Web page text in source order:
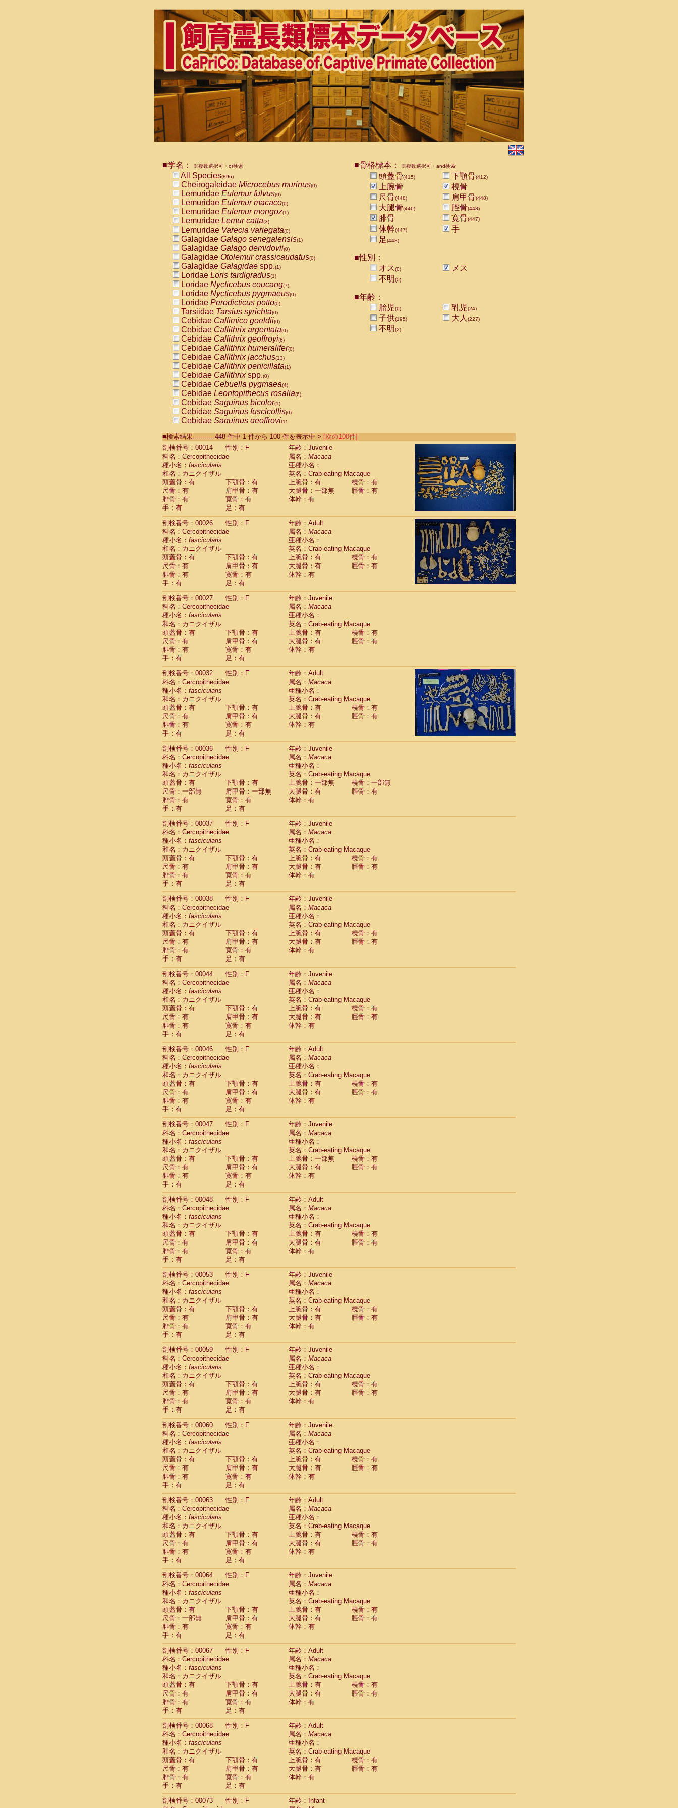
■学名： ※複数選択可・or検索
All Species(896)
Cheirogaleidae Microcebus murinus(0)
Lemuridae Eulemur fulvus(0)
Lemuridae Eulemur macaco(0)
Lemuridae Eulemur mongoz(1)
Lemuridae Lemur catta(3)
Lemuridae Varecia variegata(0)
Galagidae Galago senegalensis(1)
Galagidae Galago demidovii(0)
Galagidae Otolemur crassicaudatus(0)
Galagidae Galagidae spp.(1)
Loridae Loris tardigradus(1)
Loridae Nycticebus coucang(7)
Loridae Nycticebus pygmaeus(0)
Loridae Perodicticus potto(0)
Tarsiidae Tarsius syrichta(0)
Cebidae Callimico goeldii(0)
Cebidae Callithrix argentata(0)
Cebidae Callithrix geoffroyi(6)
Cebidae Callithrix humeralifer(0)
Cebidae Callithrix jacchus(13)
Cebidae Callithrix penicillata(1)
Cebidae Callithrixspp.(0)
Cebidae Cebuella pygmaea(4)
Cebidae Leontopithecus rosalia(6)
Cebidae Saguinus bicolor(1)
Cebidae Saguinus fuscicollis(0)
Cebidae Saguinus geoffroyi(1)
CebidaeSaguinus labiatus(0)
Cebidae Saguinus leucopus (2)
CebidaeSaguinus midas
CebidaeSaguinus mystax
CebidaeSaguinus nigricollis (22)
Cebidae Saguinus oedipus
Cebidae Saguinus weddelli
Cebidae Saguinusspp.
Cebidae Aotus trivirgatus
Cebidae Cebus albifrons
CebidaeCebus apella
CebidaeCebus capucinus
CebidaeCebus nigrivittatus
Cebidae Cebusspp.(0)
Cebidae Saimiri boliviensis
Cebidae Saimiri sciureus
Atelidae Alouatta caraya
AtelidaeAlouatta fusca
Atelidae Alouatta seniculus
AtelidaeAlouatta
AtelidaeAteles belzebuth
Atelidae Ateles geoffroyi
Atelidae Ateles paniscus
Atelidae Atelesspp.
Atelidae Lagothrix lagothricha
AtelidaeLagothrix lagothricha cana(0)
Pitheciidae Cacajao calvus rubicundus(0)
PitheciidaeCallicebus cupreus(2)
Pitheciidae Callicebus donacophilus(0)
Pitheciidae Callicebus moloch(0)
Pitheciidae Callicebus torquatus(0)
Pitheciidae Callicebus
Pitheciidae Chiropotes satanas
Pitheciidae Pithecia monachus
Pitheciidae Pithecia pithecia (0)
Cercopithecidae Cercocebus agilis (0)
Cercopithecidae Cercocebus galeritus chrysogaster
Cercopithecidae Cercocebus torquatus atys(0)
CercopithecidaeCercocebus torquatus lunulatus(1)
CercopithecidaeCercocebus torquatus torquatus(0)
CercopithecidaeCercocebus hybrid(2)
CercopithecidaeCercocebus
CercopithecidaeLophocebus albigena
Cercopithecidae (0)
Cercopithecidae Papio cynocephalus (7)
Cercopithecidae Papio hamadryas(1)
CercopithecidaePapio papio
CercopithecidaePapio
CercopithecidaeMandrillus leucophaeus
CercopithecidaeMandrillus sphinx
CercopithecidaeTheropithecus gelada(0)
CercopithecidaeMacaca arctoides(3)
Cercopithecidae Macaca assamensis
Cercopithecidae Macaca brunnescens(0)
CercopithecidaeMacaca cyclopis (17)
CercopithecidaeMacaca fascicularis (338)
CercopithecidaeMacaca fuscaca fuscata
CercopithecidaeMacaca fuscata yakui
CercopithecidaeMacaca fuscatahybrid(1)
CercopithecidaeMacaca maura(3)
Cercopithecidae Macaca mulatta(58)
Cercopithecidae Macaca nemestrina(3)
Cercopithecidae Macaca nigra(0)
CercopithecidaeMacaca radiata(27)
CercopithecidaeMacaca silenus(0)
CercopithecidaeMacaca sinica (1)
CercopithecidaeMacaca sylvanus
CercopithecidaeMacaca thibetana (0)
Cercopithecidae Macaca tonkeana (0)
Cercopithecidae hybrid(1)
Cercopithecidae (0)
CercopithecidaeAllenopithecus nigroviridis
CercopithecidaeCercopithecus ascanius
CercopithecidaeCercopithecus ascanius schmidti
CercopithecidaeCercopithecus cephus
CercopithecidaeCercopithecus diana
CercopithecidaeCercopithecus hamlyni
Cercopithecidae Cercopithecus lhoesti
Cercopithecidae Cercopithecus mitis(1)
CercopithecidaeCercopithecus mitis doggetti
CercopithecidaeCercopithecus mitis albogularis(0)
CercopithecidaeCercopithecus mona
CercopithecidaeCercopithecus neglectus
CercopithecidaeCercopithecus nigroviridis(0)
CercopithecidaeCercopithecus petaurista buettikoferi
Cercopithecidae Cercopithecusspp.(0)
Cercopithecidae Chlorocebus aethiops
CercopithecidaeChlorocebus pygerythrus cynosuros (0)
CercopithecidaeErythrocebus patas (32)
CercopithecidaeMiopithecus talapoin
CercopithecidaeCercopithecinae spp.
CercopithecidaeColobus angolensis
CercopithecidaeColobus guereza (0)
Cercopithecidae Colobus polykomos(0)
Cercopithecidae Piliocolobus badius(0)
Cercopithecidae Kasi senex vetulus(1)
CercopithecidaeKasi senex
CercopithecidaeNasalis larvatus(0)
CercopithecidaePresbytes melalophos
CercopithecidaePygathrix nemaeus
CercopithecidaeSemnopithecus entellus(15)
Cercopithecidae Trachypithecus cristatus(0)
Cercopithecidae Trachypithecus francoisi
Cercopithecidae Trachypithecus obscurus(5)
CercopithecidaeTrachypithecus pileatus
CercopithecidaeColobinae spp.(0)
CercopithecidaePresbytesinaespp.(0)
CercopithecidaeCercopithecidae
HylobatidaeHoolock hoolock(1)
HylobatidaeHylobates agilis
HylobatidaeHylobates klossii (0)
Hylobatidae
HylobatidaeHylobates moloch(2)
Hylobatidae Hylobates muelleri(0)
HylobatidaeHylobates pileatus(3)
Hylobatidae Hylobates
HylobatidaeHylobateshybrid(1)
HylobatidaeNomascus concolor(0)
HylobatidaeSymphalangus syndactylus(1)
Hominidae (0)
Hominidae
Hominidae Gorilla gorilla beringei(0)
Hominidae Gorilla gorilla gorilla(0)
Primates misc.(0)
Scandentia Dendrogale melanura
Scandentia Ptilocercus lowii
ScandentiaTupaia glis
Scandentia
Scandentia
■骨格標本： ※複数選択可・and検索
頭蓋骨(415) 下顎骨(412)
上腕骨
橈骨
尺骨(448) 肩甲骨(448)
大腿骨(446) 脛骨(448)
腓骨 寛骨(447)
体幹(447)
手
足(448)
■性別：
オス(0)
メス
不明(0)
■年齢：
胎児(0) 乳児(24)
子供(195) 大人 (227)
不明(2)
■検索結果-----------448 件中 1 件から 100 件を表示中 > [次の100件]
剖検番号：00014
性別：F
年齢：Juvenile
科名：Cercopithecidae
属名： Macaca
種小名： fascicularis
亜種小名：
和名：カニクイザル
英名：Crab-eating Macaque
頭蓋骨：有
下顎骨：有 上腕骨：有
橈骨：有
尺骨：有
肩甲骨：有 大腿骨：一部無
脛骨：有
腓骨：有
寛骨：有
体幹：有
手：有
足：有
剖検番号：00026
性別：F
年齢：Adult
科名：Cercopithecidae
属名： Macaca
種小名： fascicularis
亜種小名：
和名：カニクイザル
英名：Crab-eating Macaque
頭蓋骨：有
下顎骨：有 上腕骨：有
橈骨：有
尺骨：有
肩甲骨：有 大腿骨：有
脛骨：有
腓骨：有
寛骨：有
体幹：有
手：有
足：有
剖検番号：00027
性別：F
年齢：Juvenile
科名：Cercopithecidae
属名： Macaca
種小名： fascicularis
亜種小名：
和名：カニクイザル
英名：Crab-eating Macaque
頭蓋骨：有
下顎骨：有 上腕骨：有
橈骨：有
尺骨：有
肩甲骨：有 大腿骨：有
脛骨：有
腓骨：有
寛骨：有
体幹：有
手：有
足：有
剖検番号：00032
性別：F
年齢：Adult
科名：Cercopithecidae
属名： Macaca
種小名： fascicularis
亜種小名：
和名：カニクイザル
英名：Crab-eating Macaque
頭蓋骨：有
下顎骨：有 上腕骨：有
橈骨：有
尺骨：有
肩甲骨：有 大腿骨：有
脛骨：有
腓骨：有
寛骨：有
体幹：有
手：有
足：有
剖検番号：00036
性別：F
年齢：Juvenile
科名：Cercopithecidae
属名： Macaca
種小名： fascicularis
亜種小名：
和名：カニクイザル
英名：Crab-eating Macaque
頭蓋骨：有
下顎骨：有 上腕骨：一部無
橈骨：一部無
尺骨：一部無
肩甲骨：一部無 大腿骨：有
脛骨：有
腓骨：有
寛骨：有
体幹：有
手：有
足：有
剖検番号：00037
性別：F
年齢：Juvenile
科名：Cercopithecidae
属名： Macaca
種小名： fascicularis
亜種小名：
和名：カニクイザル
英名：Crab-eating Macaque
頭蓋骨：有
下顎骨：有 上腕骨：有
橈骨：有
尺骨：有
肩甲骨：有 大腿骨：有
脛骨：有
腓骨：有
寛骨：有
体幹：有
手：有
足：有
剖検番号：00038
性別：F
年齢：Juvenile
科名：Cercopithecidae
属名： Macaca
種小名： fascicularis
亜種小名：
和名：カニクイザル
英名：Crab-eating Macaque
頭蓋骨：有
下顎骨：有 上腕骨：有
橈骨：有
尺骨：有
肩甲骨：有 大腿骨：有
脛骨：有
腓骨：有
寛骨：有
体幹：有
手：有
足：有
剖検番号：00044
性別：F
年齢：Juvenile
科名：Cercopithecidae
属名： Macaca
種小名： fascicularis
亜種小名：
和名：カニクイザル
英名：Crab-eating Macaque
頭蓋骨：有
下顎骨：有 上腕骨：有
橈骨：有
尺骨：有
肩甲骨：有 大腿骨：有
脛骨：有
腓骨：有
寛骨：有
体幹：有
手：有
足：有
剖検番号：00046
性別：F
年齢：Adult
科名：Cercopithecidae
属名： Macaca
種小名： fascicularis
亜種小名：
和名：カニクイザル
英名：Crab-eating Macaque
頭蓋骨：有
下顎骨：有 上腕骨：有
橈骨：有
尺骨：有
肩甲骨：有 大腿骨：有
脛骨：有
腓骨：有
寛骨：有
体幹：有
手：有
足：有
剖検番号：00047
性別：F
年齢：Juvenile
科名：Cercopithecidae
属名： Macaca
種小名： fascicularis
亜種小名：
和名：カニクイザル
英名：Crab-eating Macaque
頭蓋骨：有
下顎骨：有 上腕骨：一部無
橈骨：有
尺骨：有
肩甲骨：有 大腿骨：有
脛骨：有
腓骨：有
寛骨：有
体幹：有
手：有
足：有
剖検番号：00048
性別：F
年齢：Adult
科名：Cercopithecidae
属名： Macaca
種小名： fascicularis
亜種小名：
和名：カニクイザル
英名：Crab-eating Macaque
頭蓋骨：有
下顎骨：有 上腕骨：有
橈骨：有
尺骨：有
肩甲骨：有 大腿骨：有
脛骨：有
腓骨：有
寛骨：有
体幹：有
手：有
足：有
剖検番号：00053
性別：F
年齢：Juvenile
科名：Cercopithecidae
属名： Macaca
種小名： fascicularis
亜種小名：
和名：カニクイザル
英名：Crab-eating Macaque
頭蓋骨：有
下顎骨：有 上腕骨：有
橈骨：有
尺骨：有
肩甲骨：有 大腿骨：有
脛骨：有
腓骨：有
寛骨：有
体幹：有
手：有
足：有
剖検番号：00059
性別：F
年齢：Juvenile
科名：Cercopithecidae
属名： Macaca
種小名： fascicularis
亜種小名：
和名：カニクイザル
英名：Crab-eating Macaque
頭蓋骨：有
下顎骨：有 上腕骨：有
橈骨：有
尺骨：有
肩甲骨：有 大腿骨：有
脛骨：有
腓骨：有
寛骨：有
体幹：有
手：有
足：有
剖検番号：00060
性別：F
年齢：Juvenile
科名：Cercopithecidae
属名： Macaca
種小名： fascicularis
亜種小名：
和名：カニクイザル
英名：Crab-eating Macaque
頭蓋骨：有
下顎骨：有 上腕骨：有
橈骨：有
尺骨：有
肩甲骨：有 大腿骨：有
脛骨：有
腓骨：有
寛骨：有
体幹：有
手：有
足：有
剖検番号：00063
性別：F
年齢：Adult
科名：Cercopithecidae
属名： Macaca
種小名： fascicularis
亜種小名：
和名：カニクイザル
英名：Crab-eating Macaque
頭蓋骨：有
下顎骨：有 上腕骨：有
橈骨：有
尺骨：有
肩甲骨：有 大腿骨：有
脛骨：有
腓骨：有
寛骨：有
体幹：有
手：有
足：有
剖検番号：00064
性別：F
年齢：Juvenile
科名：Cercopithecidae
属名： Macaca
種小名： fascicularis
亜種小名：
和名：カニクイザル
英名：Crab-eating Macaque
頭蓋骨：有
下顎骨：有 上腕骨：有
橈骨：有
尺骨：一部無
肩甲骨：有 大腿骨：有
脛骨：有
腓骨：有
寛骨：有
体幹：有
手：有
足：有
剖検番号：00067
性別：F
年齢：Adult
科名：Cercopithecidae
属名： Macaca
種小名： fascicularis
亜種小名：
和名：カニクイザル
英名：Crab-eating Macaque
頭蓋骨：有
下顎骨：有 上腕骨：有
橈骨：有
尺骨：有
肩甲骨：有 大腿骨：有
脛骨：有
腓骨：有
寛骨：有
体幹：有
手：有
足：有
剖検番号：00068
性別：F
年齢：Adult
科名：Cercopithecidae
属名： Macaca
種小名： fascicularis
亜種小名：
和名：カニクイザル
英名：Crab-eating Macaque
頭蓋骨：有
下顎骨：有 上腕骨：有
橈骨：有
尺骨：有
肩甲骨：有 大腿骨：有
脛骨：有
腓骨：有
寛骨：有
体幹：有
手：有
足：有
剖検番号：00073
性別：F
年齢：Infant